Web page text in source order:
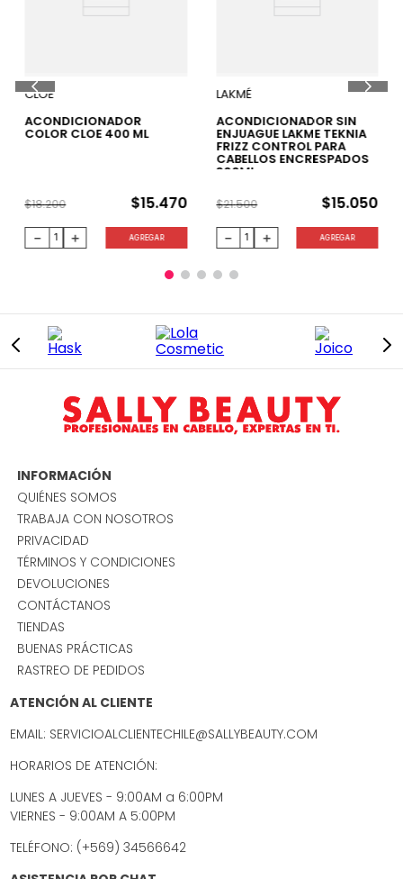
CLOE
ACONDICIONADOR
COLOR CLOE 400 ML
$18.200 $15.470
＋
－ AGREGAR
LAKMÉ
ACONDICIONADOR SIN
ENJUAGUE LAKME TEKNIA
FRIZZ CONTROL PARA
CABELLOS ENCRESPADOS
300ML
$21.500 $15.050
＋
－ AGREGAR
INFORMACIÓN
QUIÉNES SOMOS
TRABAJA CON NOSOTROS
PRIVACIDAD
TÉRMINOS Y CONDICIONES
DEVOLUCIONES
CONTÁCTANOS
TIENDAS
BUENAS PRÁCTICAS
RASTREO DE PEDIDOS
ATENCIÓN AL CLIENTE
EMAIL: SERVICIOALCLIENTECHILE@SALLYBEAUTY.COM
HORARIOS DE ATENCIÓN:
LUNES A JUEVES - 9:00AM a 6:00PM
VIERNES - 9:00AM A 5:00PM
TELÉFONO: (+569) 34566642